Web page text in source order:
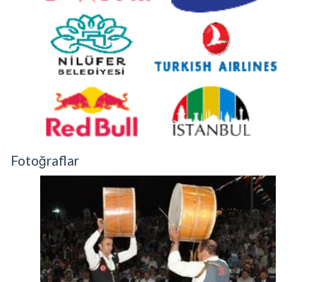
Fotoğraflar